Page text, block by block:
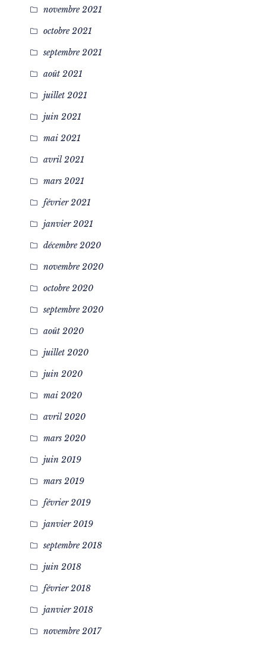
novembre 2021
octobre 2021
septembre 2021
août 2021
juillet 2021
juin 2021
mai 2021
avril 2021
mars 2021
février 2021
janvier 2021
décembre 2020
novembre 2020
octobre 2020
septembre 2020
août 2020
juillet 2020
juin 2020
mai 2020
avril 2020
mars 2020
juin 2019
mars 2019
février 2019
janvier 2019
septembre 2018
juin 2018
février 2018
janvier 2018
novembre 2017